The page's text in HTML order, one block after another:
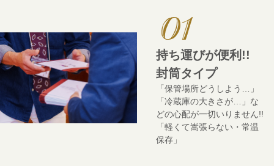
持ち運びが便利!!
封筒タイプ
「保管場所どうしよう…」
「冷蔵庫の大きさが…」な
どの心配が一切いりません!!
「軽くて嵩張らない・常温
保存」